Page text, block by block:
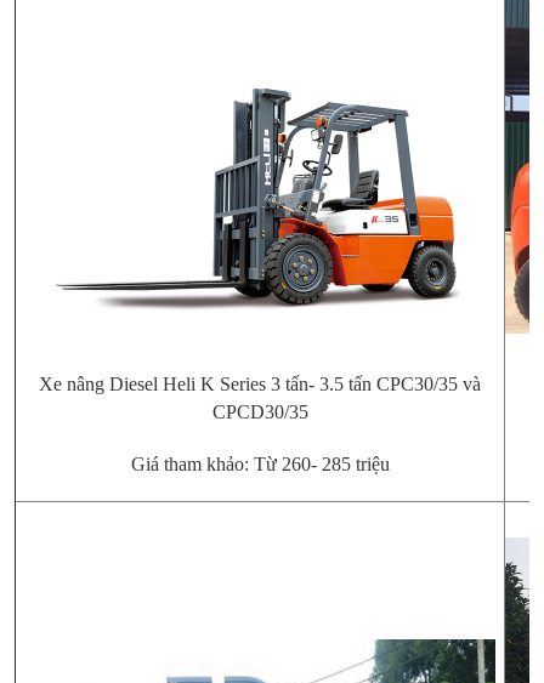
Xe nâng Diesel Heli K Series 3 tấn- 3.5 tấn CPC30/35 và
CPCD30/35
Giá tham khảo: Từ 260- 285 triệu